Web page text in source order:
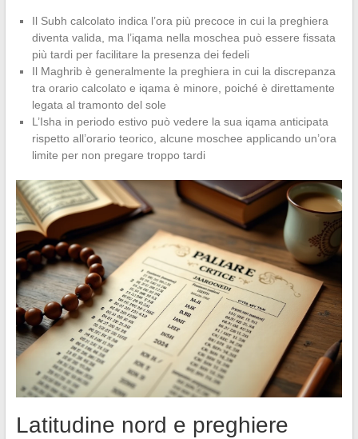
Il Subh calcolato indica l’ora più precoce in cui la preghiera
diventa valida, ma l’iqama nella moschea può essere fissata
più tardi per facilitare la presenza dei fedeli
Il Maghrib è generalmente la preghiera in cui la discrepanza
tra orario calcolato e iqama è minore, poiché è direttamente
legata al tramonto del sole
L’Isha in periodo estivo può vedere la sua iqama anticipata
rispetto all’orario teorico, alcune moschee applicando un’ora
limite per non pregare troppo tardi
Latitudine nord e preghiere